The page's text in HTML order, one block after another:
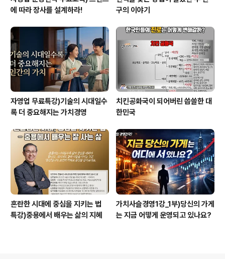
에 따라 장사를 설계하라!
구의 이야기
자영업 무료특강)기술의 시대일수
록 더 중요해지는 가치경영
치킨공화국이 되어버린 씁쓸한 대
한민국
혼란한 시대에 중심을 지키는 법
특강)중용에서 배우는 삶의 지혜
가치사슬경영1강_1부)당신의 가게
는 지금 어떻게 운영되고 있나요?